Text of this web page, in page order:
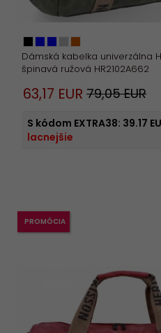
Dámská kabelka univerzálna
špinavá ružová HR2102A662
63,17 EUR 79,05 EUR
S kódom EXTRA38: 39.17
lacnejšie
PROMÓCIA